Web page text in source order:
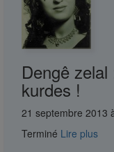
Dengê
kurdes !
21 septembre 2013
Terminé Lire plus